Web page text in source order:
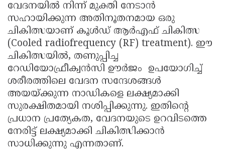
വേദനയിൽ നിന്ന് മുക്തി നേടാൻ
സഹായിക്കുന്ന അതിനൂതനമായ ഒരു
ചികിത്സയാണ് കൂൾഡ് ആർഎഫ് ചികിത്സ
(Cooled radiofrequency (RF) treatment). ഈ
ചികിത്സയിൽ, തണുപ്പിച്ച
റേഡിയോഫ്രീക്വൻസി ഊർജം ഉപയോഗിച്ച്
ശരീരത്തിലെ വേദന സന്ദേശങ്ങൾ
അയയ്ക്കുന്ന നാഡികളെ ലക്ഷ്യമാക്കി
സുരക്ഷിതമായി നശിപ്പിക്കുന്നു. ഇതിന്റെ
പ്രധാന പ്രത്യേകത, വേദനയുടെ ഉറവിടത്തെ
നേരിട്ട് ലക്ഷ്യമാക്കി ചികിത്സിക്കാൻ
സാധിക്കുന്നു എന്നതാണ്.